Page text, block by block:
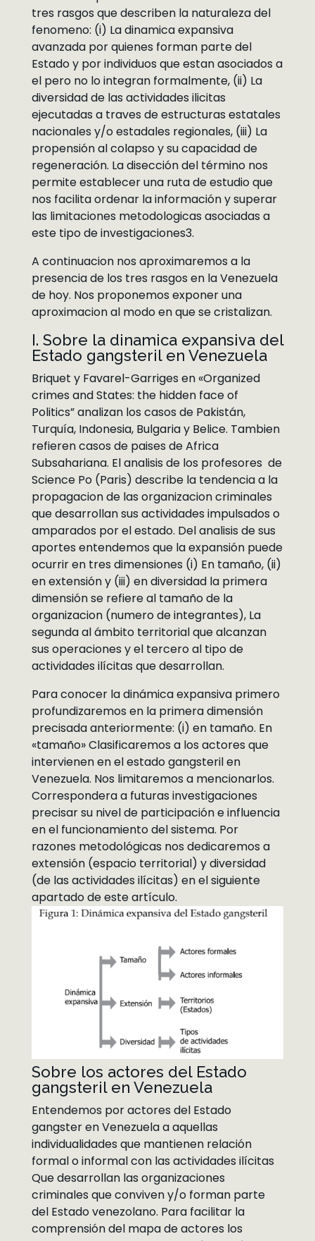
tres rasgos que describen la naturaleza del
fenomeno: (i) La dinamica expansiva
avanzada por quienes forman parte del
Estado y por individuos que estan asociados a
el pero no lo integran formalmente, (ii) La
diversidad de las actividades ilicitas
ejecutadas a traves de estructuras estatales
nacionales y/o estadales regionales, (iii) La
propensión al colapso y su capacidad de
regeneración. La disección del término nos
permite establecer una ruta de estudio que
nos facilita ordenar la información y superar
las limitaciones metodologicas asociadas a
este tipo de investigaciones3.
A continuacion nos aproximaremos a la
presencia de los tres rasgos en la Venezuela
de hoy. Nos proponemos exponer una
aproximacion al modo en que se cristalizan.
I. Sobre la dinamica expansiva del
Estado gangsteril en Venezuela
Briquet y Favarel-Garriges en «Organized
crimes and States: the hidden face of
Politics” analizan los casos de Pakistán,
Turquía, Indonesia, Bulgaria y Belice. Tambien
refieren casos de paises de Africa
Subsahariana. El analisis de los profesores de
Science Po (Paris) describe la tendencia a la
propagacion de las organizacion criminales
que desarrollan sus actividades impulsados o
amparados por el estado. Del analisis de sus
aportes entendemos que la expansión puede
ocurrir en tres dimensiones (i) En tamaño, (ii)
en extensión y (iii) en diversidad la primera
dimensión se refiere al tamaño de la
organizacion (numero de integrantes), La
segunda al ámbito territorial que alcanzan
sus operaciones y el tercero al tipo de
actividades ilícitas que desarrollan.
Para conocer la dinámica expansiva primero
profundizaremos en la primera dimensión
precisada anteriormente: (i) en tamaño. En
«tamaño» Clasificaremos a los actores que
intervienen en el estado gangsteril en
Venezuela. Nos limitaremos a mencionarlos.
Correspondera a futuras investigaciones
precisar su nivel de participación e influencia
en el funcionamiento del sistema. Por
razones metodológicas nos dedicaremos a
extensión (espacio territorial) y diversidad
(de las actividades ilícitas) en el siguiente
apartado de este artículo.
Sobre los actores del Estado
gangsteril en Venezuela
Entendemos por actores del Estado
gangster en Venezuela a aquellas
individualidades que mantienen relación
formal o informal con las actividades ilícitas
Que desarrollan las organizaciones
criminales que conviven y/o forman parte
del Estado venezolano. Para facilitar la
comprensión del mapa de actores los